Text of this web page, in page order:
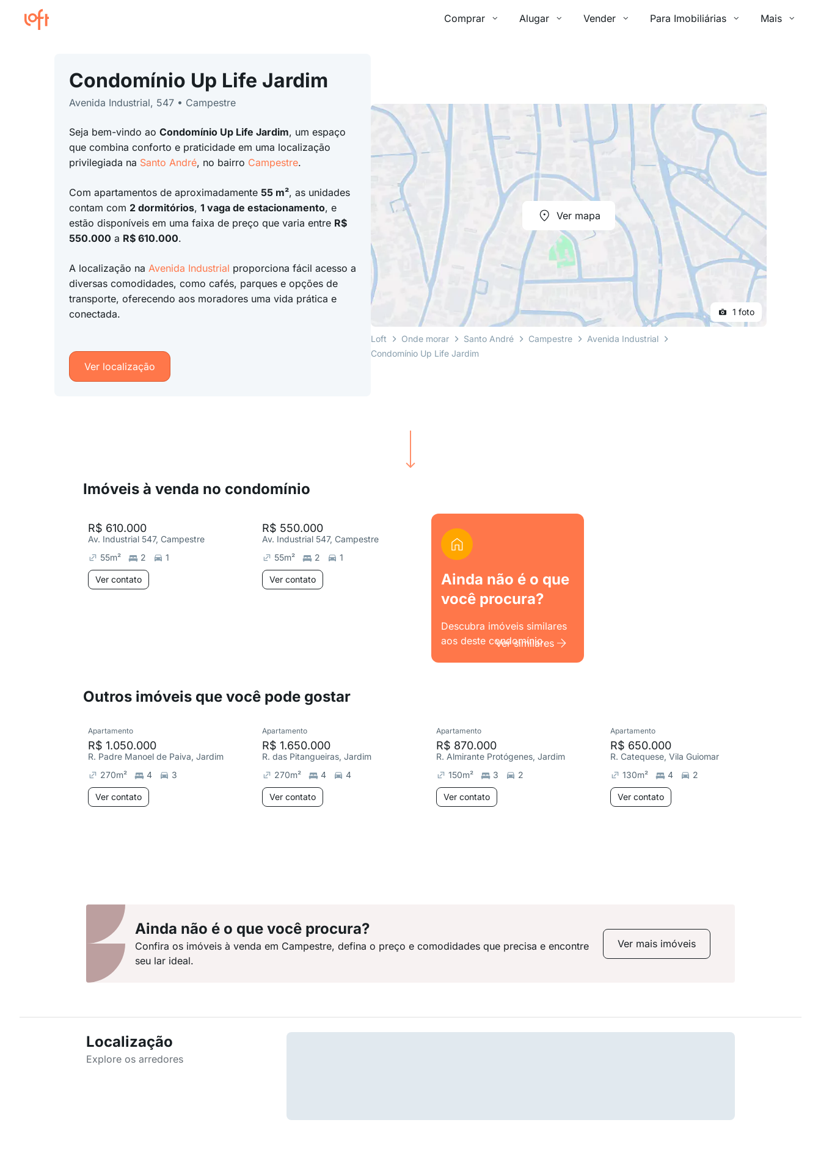
Comprar Alugar Vender Para Imobiliárias Mais
Condomínio Up Life Jardim
Avenida Industrial, 547 • Campestre
Seja bem-vindo ao Condomínio Up Life Jardim, um espaço
que combina conforto e praticidade em uma localização
privilegiada na Santo André, no bairro Campestre.
Com apartamentos de aproximadamente 55 m², as unidades
contam com 2 dormitórios, 1 vaga de estacionamento, e
estão disponíveis em uma faixa de preço que varia entre R$
550.000 a R$ 610.000.
A localização na Avenida Industrial proporciona fácil acesso a
diversas comodidades, como cafés, parques e opções de
transporte, oferecendo aos moradores uma vida prática e
conectada.
Ver localização
Ver mapa
1 foto
Loft Onde morar Santo André Campestre
Avenida Industrial
Condomínio Up Life Jardim
Imóveis à venda no condomínio
R$ 610.000
Av. Industrial 547, Campestre
55m² 2 1
Ver contato
R$ 550.000
Av. Industrial 547, Campestre
55m² 2 1
Ver contato
Ainda não é o que
você procura?
Descubra imóveis similares
aos deste condomínio.
Ver similares
Outros imóveis que você pode gostar
Apartamento
R$ 1.050.000
R. Padre Manoel de Paiva, Jardim
270m² 4 3
Ver contato
Apartamento
R$ 1.650.000
R. das Pitangueiras, Jardim
270m² 4 4
Ver contato
Apartamento
R$ 870.000
R. Almirante Protógenes, Jardim
150m² 3 2
Ver contato
Apartamento
R$ 650.000
R. Catequese, Vila Guiomar
130m² 4 2
Ver contato
Ainda não é o que você procura?
Confira os imóveis à venda em Campestre, defina o preço e comodidades que precisa e encontre
seu lar ideal.
Ver mais imóveis
Localização
Explore os arredores